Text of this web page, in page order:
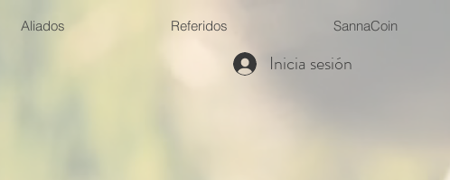
Aliados Referidos SannaCoin
Inicia sesión